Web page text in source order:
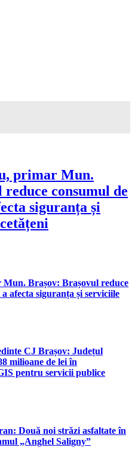
primar Mun.
consumul de
siguranța și
Brașov: Brașovul reduce
afecta siguranța și serviciile
CJ Brașov: Județul
milioane de lei în
pentru servicii publice
Două noi străzi asfaltate în
„Anghel Saligny”